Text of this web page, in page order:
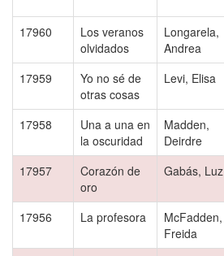
17960
Los veranos
olvidados
Longarela,
Andrea
17959
Yo no sé de
otras cosas
Levi, Elisa
17958
Una a una en
la oscuridad
Madden,
Deirdre
17957
Corazón de
oro
Gabás, Luz
17956 La profesora
McFadden,
Freida